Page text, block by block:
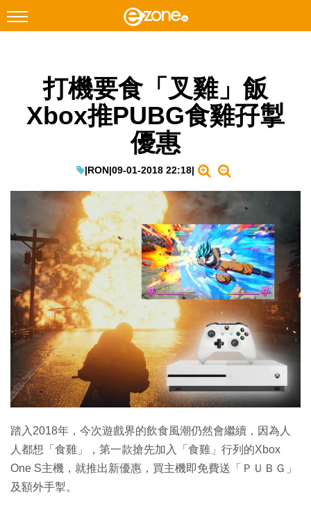
Facebook Instagram
科技焦點
教學評測
EduTech
IT Times
生成式AI與雲端應用
Enterprise Digital Transformation
特集
打機要食「叉雞」飯
Xbox推PUBG食雞孖掣
優惠
|RON|09-01-2018 22:18|
踏入2018年，今次遊戲界的飲食風潮仍然會繼續，因為人
人都想「食雞」，第一款搶先加入「食雞」行列的Xbox
One S主機，就推出新優惠，買主機即免費送「ＰＵＢＧ」
及額外手掣。